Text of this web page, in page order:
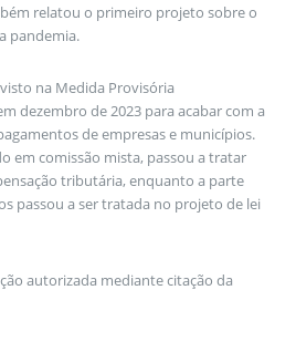
relatou o primeiro projeto sobre o
pandemia.
na Medida Provisória
dezembro de 2023 para acabar com a
de empresas e municípios.
em comissão mista, passou a tratar
tributária, enquanto a parte
passou a ser tratada no projeto de lei
autorizada mediante citação da